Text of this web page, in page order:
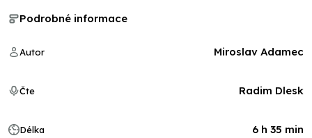
Podrobné informace
Autor Miroslav Adamec
Čte Radim Dlesk
Délka 6 h 35 min